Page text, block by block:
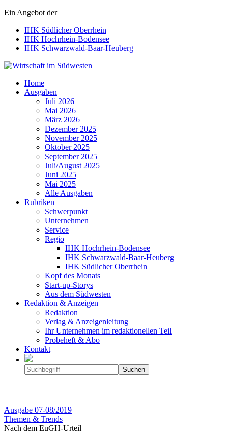
Ein Angebot der
IHK Südlicher Oberrhein
IHK Hochrhein-Bodensee
IHK Schwarzwald-Baar-Heuberg
Wirtschaft im Südwesten
Home
Ausgaben
Juli 2026
Mai 2026
März 2026
Dezember 2025
November 2025
Oktober 2025
September 2025
Juli/August 2025
Juni 2025
Mai 2025
Alle Ausgaben
Rubriken
Schwerpunkt
Unternehmen
Service
Regio
IHK Hochrhein-Bodensee
IHK Schwarzwald-Baar-Heuberg
IHK Südlicher Oberrhein
Kopf des Monats
Start-up-Storys
Aus dem Südwesten
Redaktion & Anzeigen
Redaktion
Verlag & Anzeigenleitung
Ihr Unternehmen im redaktionellen Teil
Probeheft & Abo
Kontakt
Ausgabe 07-08/2019
Themen & Trends
Nach dem EuGH-Urteil